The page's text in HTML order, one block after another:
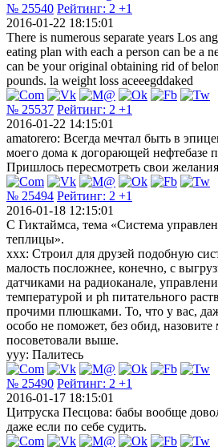
№ 25540 Рейтинг: 2 +1
2016-01-22 18:15:01
There is numerous separate years Los
eating plan with each a person can be a
can be your original obtaining rid of
pounds. la weight loss aceeegddaked
№ 25537 Рейтинг: 2 +1
2016-01-22 14:15:01
amatorero: Всегда мечтал быть в
моего дома к догорающей нефтебазе
Пришлось пересмотреть свои
№ 25494 Рейтинг: 2 +1
2016-01-18 12:15:01
С Гиктаймса, тема «Система
теплицы».
xxx: Строил для друзей подобную
малость посложнее, конечно, с
датчиками на радиоканале,
температурой и ph питательного
прочими плюшками. То, что у вас,
особо не поможет, без обид, назовите
посоветовали выше.
yyy: Палитесь
№ 25490 Рейтинг: 2 +1
2016-01-17 18:15:01
Цитруска Песцова: бабы вообще
даже если по себе судить.